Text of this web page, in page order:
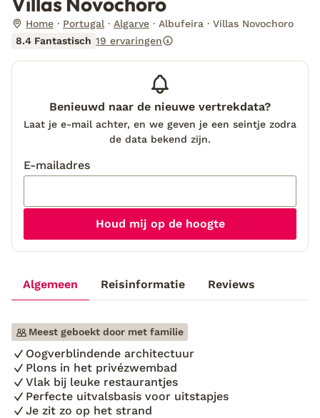
Home Portugal Algarve Albufeira
Villas Novochoro
8.4 Fantastisch 19 ervaringen
Algemeen Reisinformatie Reviews
Meest geboekt door met familie
Oogverblindende architectuur
Plons in het privézwembad
Vlak bij leuke restaurantjes
Perfecte uitvalsbasis voor uitstapjes
Je zit zo op het strand
Benieuwd naar de nieuwe vertrekdata?
Laat je e-mail achter, en we geven je een seintje zodra
de data bekend zijn.
E-mailadres
Houd mij op de hoogte